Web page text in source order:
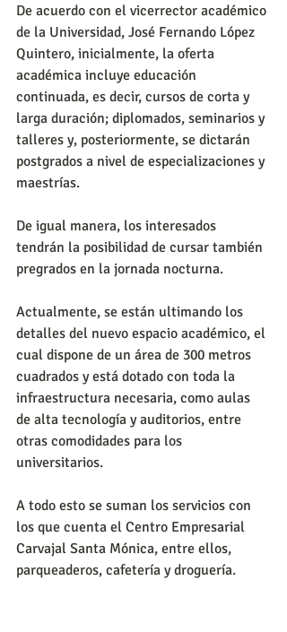
De acuerdo con el vicerrector académico
de la Universidad, José Fernando López
Quintero, inicialmente, la oferta
académica incluye educación
continuada, es decir, cursos de corta y
larga duración; diplomados, seminarios y
talleres y, posteriormente, se dictarán
postgrados a nivel de especializaciones y
maestrías.
De igual manera, los interesados
tendrán la posibilidad de cursar también
pregrados en la jornada nocturna.
Actualmente, se están ultimando los
detalles del nuevo espacio académico, el
cual dispone de un área de 300 metros
cuadrados y está dotado con toda la
infraestructura necesaria, como aulas
de alta tecnología y auditorios, entre
otras comodidades para los
universitarios.
A todo esto se suman los servicios con
los que cuenta el Centro Empresarial
Carvajal Santa Mónica, entre ellos,
parqueaderos, cafetería y droguería.